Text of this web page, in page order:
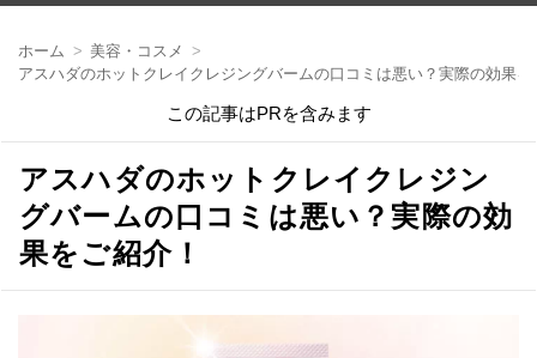
移
ホーム
美容・コスメ
アスハダのホットクレイクレジングバームの口コミは悪い？実際の効果を
この記事はPRを含みます
アスハダのホットクレイクレジン
グバームの口コミは悪い？実際の効
果をご紹介！